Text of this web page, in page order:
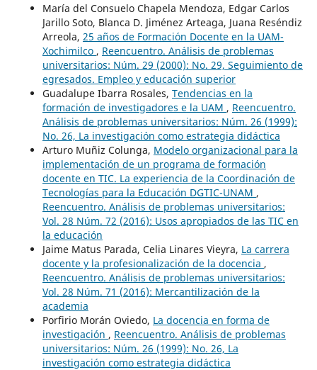
María del Consuelo Chapela Mendoza, Edgar Carlos
Jarillo Soto, Blanca D. Jiménez Arteaga, Juana Reséndiz
Arreola, 25 años de Formación Docente en la UAM-
Xochimilco , Reencuentro. Análisis de problemas
universitarios: Núm. 29 (2000): No. 29, Seguimiento de
egresados. Empleo y educación superior
Guadalupe Ibarra Rosales, Tendencias en la
formación de investigadores e la UAM , Reencuentro.
Análisis de problemas universitarios: Núm. 26 (1999):
No. 26, La investigación como estrategia didáctica
Arturo Muñiz Colunga, Modelo organizacional para la
implementación de un programa de formación
docente en TIC. La experiencia de la Coordinación de
Tecnologías para la Educación DGTIC-UNAM ,
Reencuentro. Análisis de problemas universitarios:
Vol. 28 Núm. 72 (2016): Usos apropiados de las TIC en
la educación
Jaime Matus Parada, Celia Linares Vieyra, La carrera
docente y la profesionalización de la docencia ,
Reencuentro. Análisis de problemas universitarios:
Vol. 28 Núm. 71 (2016): Mercantilización de la
academia
Porfirio Morán Oviedo, La docencia en forma de
investigación , Reencuentro. Análisis de problemas
universitarios: Núm. 26 (1999): No. 26, La
investigación como estrategia didáctica